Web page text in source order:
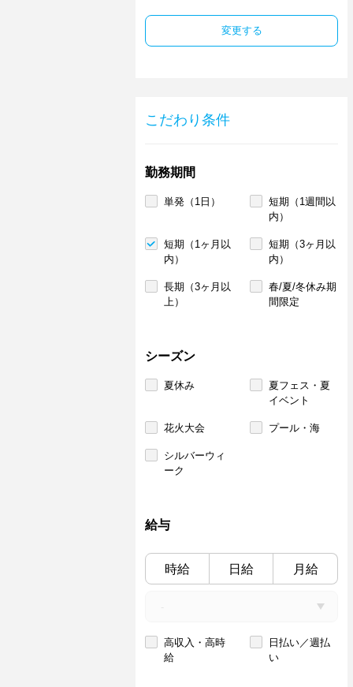
変更する
こだわり条件
勤務期間
単発（1日）
短期（1週間以
内）
短期（1ヶ月以
内）
短期（3ヶ月以
内）
長期（3ヶ月以
上）
春/夏/冬休み期
間限定
シーズン
夏休み
夏フェス・夏
イベント
花火大会 プール・海
シルバーウィ
ーク
給与
時給 日給 月給
高収入・高時
給
日払い／週払
い